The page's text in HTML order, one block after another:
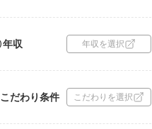
年収 年収を選択
こだわり条件 こだわりを選択